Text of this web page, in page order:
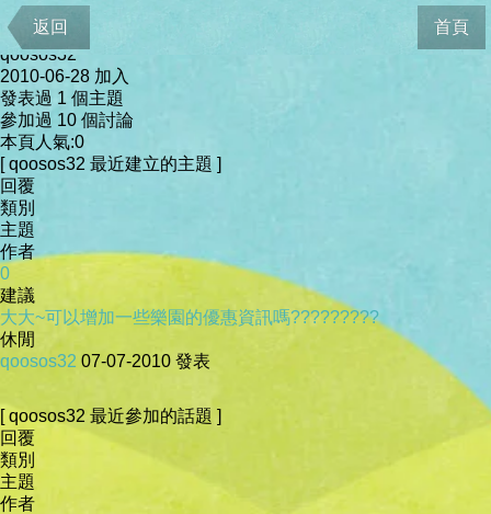
返回 首頁
會員資料
qoosos32
2010-06-28 加入
發表過 1 個主題
參加過 10 個討論
本頁人氣:0
[ qoosos32 最近建立的主題 ]
回覆
類別
主題
作者
0
建議
大大~可以增加一些樂園的優惠資訊嗎?????????
休閒
qoosos32 07-07-2010 發表
[ qoosos32 最近參加的話題 ]
回覆
類別
主題
作者